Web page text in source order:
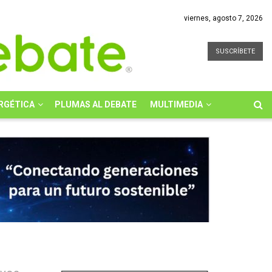
viernes, agosto 7, 2026
SUSCRÍBETE
PLUMAS AL DEBATE MULTIMEDIA